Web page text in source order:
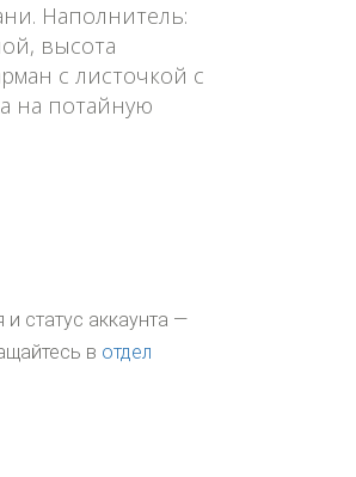
Наполнитель:
высота
с листочкой с
на потайную
статус аккаунта —
в отдел